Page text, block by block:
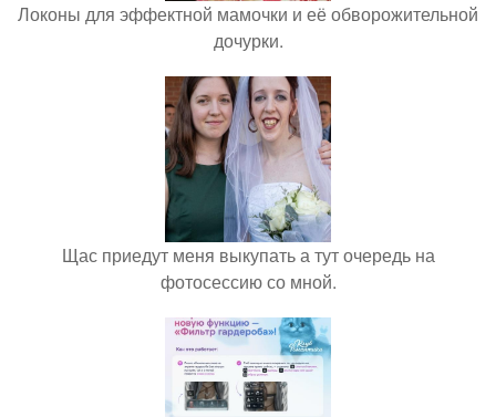
Локоны для эффектной мамочки и её обворожительной
дочурки.
Щас приедут меня выкупать а тут очередь на
фотосессию со мной.